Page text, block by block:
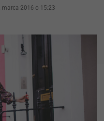
marca 2016 o 15:23